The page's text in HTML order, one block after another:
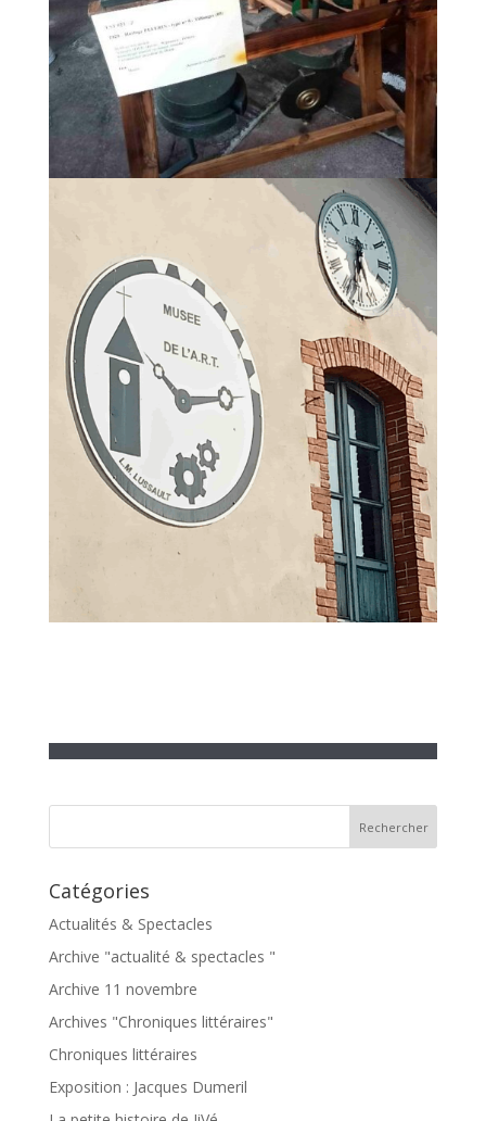
Catégories
Actualités & Spectacles
Archive "actualité & spectacles "
Archive 11 novembre
Archives "Chroniques littéraires"
Chroniques littéraires
Exposition : Jacques Dumeril